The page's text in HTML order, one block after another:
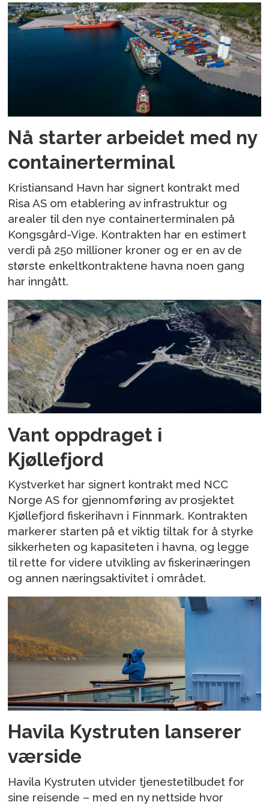
Nå starter arbeidet med ny
containerterminal
Kristiansand Havn har signert kontrakt med
Risa AS om etablering av infrastruktur og
arealer til den nye containerterminalen på
Kongsgård-Vige. Kontrakten har en estimert
verdi på 250 millioner kroner og er en av de
største enkeltkontraktene havna noen gang
har inngått.
Vant oppdraget i
Kjøllefjord
Kystverket har signert kontrakt med NCC
Norge AS for gjennomføring av prosjektet
Kjøllefjord fiskerihavn i Finnmark. Kontrakten
markerer starten på et viktig tiltak for å styrke
sikkerheten og kapasiteten i havna, og legge
til rette for videre utvikling av fiskerinæringen
og annen næringsaktivitet i området.
Havila Kystruten lanserer
værside
Havila Kystruten utvider tjenestetilbudet for
sine reisende – med en ny nettside hvor